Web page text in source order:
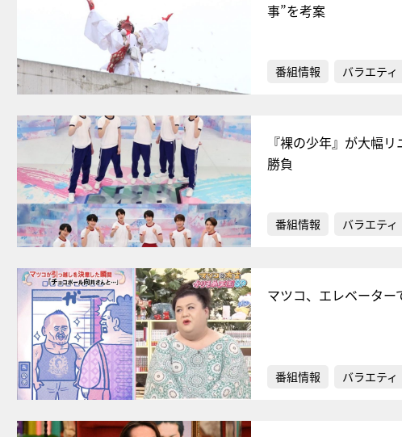
事”を考案
番組情報 バラエティ
『裸の少年』が大幅
勝負
番組情報 バラエティ
マツコ、エレベータ
番組情報 バラエティ